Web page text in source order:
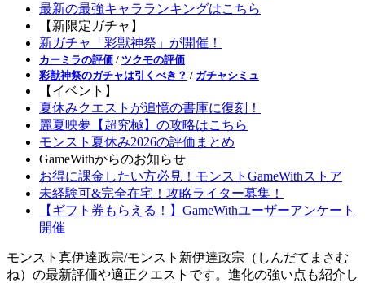
最新の最強キャラランキングはこちら
【新限定ガチャ】
新ガチャ「彩獣神祭」が開催！
カーミラの評価 / ツクモの評価
彩獣神祭のガチャは引くべき？ / ガチャシミュ
【イベント】
夏休みクエストが追憶の書庫に復刻！
麗夏映夢【超究極】の攻略はこちら
モンスト夏休み2026の評価まとめ
GameWithからのお知らせ
お得に課金したい方必見！モンストGameWithストア
未経験可&完全在宅！攻略ライター募集！
【ギフト券もらえる！】GameWithユーザーアンケート
開催
モンスト真伊達政宗/モンスト新伊達政宗（しんだてまさむ
ね）の最新評価や適正クエストです。進化の強い点も紹介し